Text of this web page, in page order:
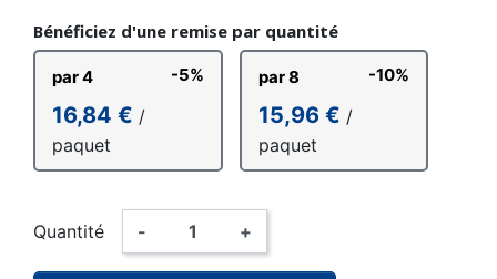
Bénéficiez d'une remise par quantité
par 4 -5%
16,84 € /
paquet
par 8 -10%
15,96 € /
paquet
Quantité - +